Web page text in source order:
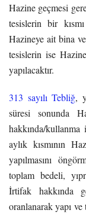
Hazine geçmesi
tesislerin bir
Hazineye ait bina
tesislerin ise
yapılacaktır.
313 sayılı Tebliğ,
süresi sonunda
hakkında/
aylık kısmının
yapılmasını
toplam bedeli,
İrtifak hakkında
oranlanarak yapı ve